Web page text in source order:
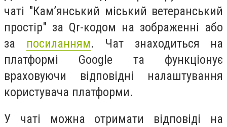
чаті "Кам’янський міський ветеранський
простір" за Qr-кодом на зображенні або
за посиланням. Чат знаходиться на
платформі Google та функціонує
враховуючи відповідні налаштування
користувача платформи.
У чаті можна отримати відповіді на